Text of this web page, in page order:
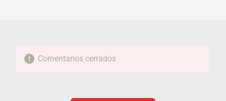
Comentarios cerrados